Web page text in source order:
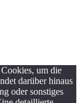
um die
darüber hinaus
oder sonstiges